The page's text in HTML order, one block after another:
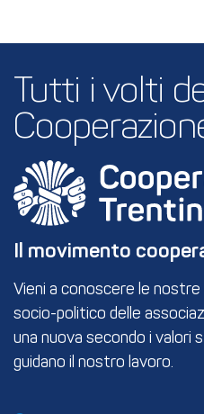
Tutti i volti
Il movimento
Vieni a conoscere le
socio-politico delle
una nuova secondo i valori
guidano il nostro lavoro.